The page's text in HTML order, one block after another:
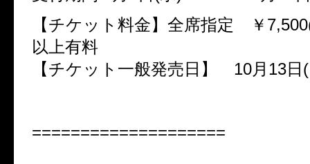
【チケット料金】全席指定 ￥
以上有料
【チケット一般発売日】 10月13日
====================